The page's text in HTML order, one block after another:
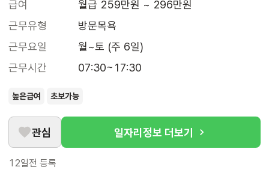
급여
월급 259만원 ~ 296만원
근무유형
방문목욕
근무요일
월~토 (주 6일)
근무시간
07:30~17:30
높은급여 초보가능
관심 일자리정보 더보기
12일전 등록